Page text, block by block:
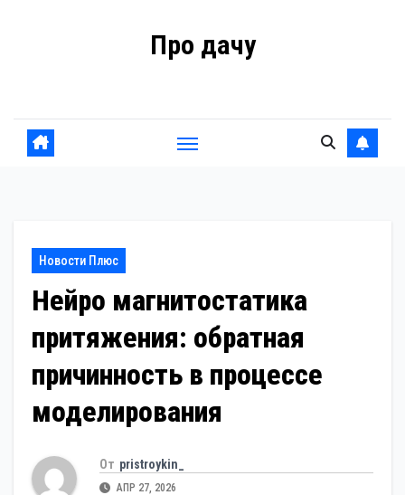
Про дачу
Новости Плюс
Нейро магнитостатика
притяжения: обратная
причинность в процессе
моделирования
От pristroykin_
АПР 27, 2026